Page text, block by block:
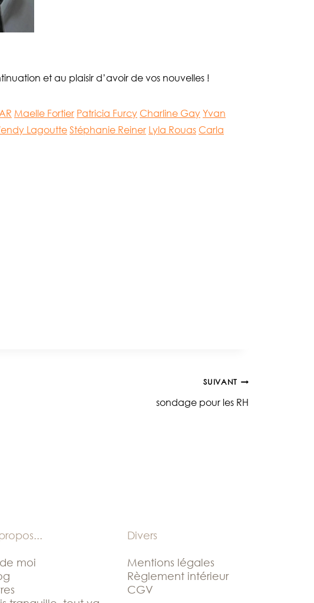
et au plaisir d’avoir de vos nouvelles !
Maelle Fortier Patricia Furcy Charline Gay Yvan
Lagoutte Stéphanie Reiner Lyla Rouas Carla
SUIVANT
sondage pour les RH
...
moi
Divers
Mentions légales
Règlement intérieur
CGV